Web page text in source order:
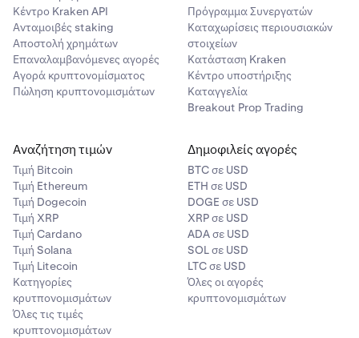
Κέντρο Kraken API
Ανταμοιβές staking
Αποστολή χρημάτων
Επαναλαμβανόμενες αγορές
Αγορά κρυπτονομίσματος
Πώληση κρυπτονομισμάτων
Πρόγραμμα Συνεργατών
Καταχωρίσεις περιουσιακών
στοιχείων
Κατάσταση Kraken
Κέντρο υποστήριξης
Καταγγελία
Breakout Prop Trading
Αναζήτηση τιμών
Τιμή Βitcoin
Τιμή Ethereum
Τιμή Dogecoin
Τιμή XRP
Τιμή Cardano
Τιμή Solana
Τιμή Litecoin
Κατηγορίες
κρυτπονομισμάτων
Όλες τις τιμές
κρυπτονομισμάτων
Δημοφιλείς αγορές
BTC σε USD
ETH σε USD
DOGE σε USD
XRP σε USD
ADA σε USD
SOL σε USD
LTC σε USD
Όλες οι αγορές
κρυπτονομισμάτων